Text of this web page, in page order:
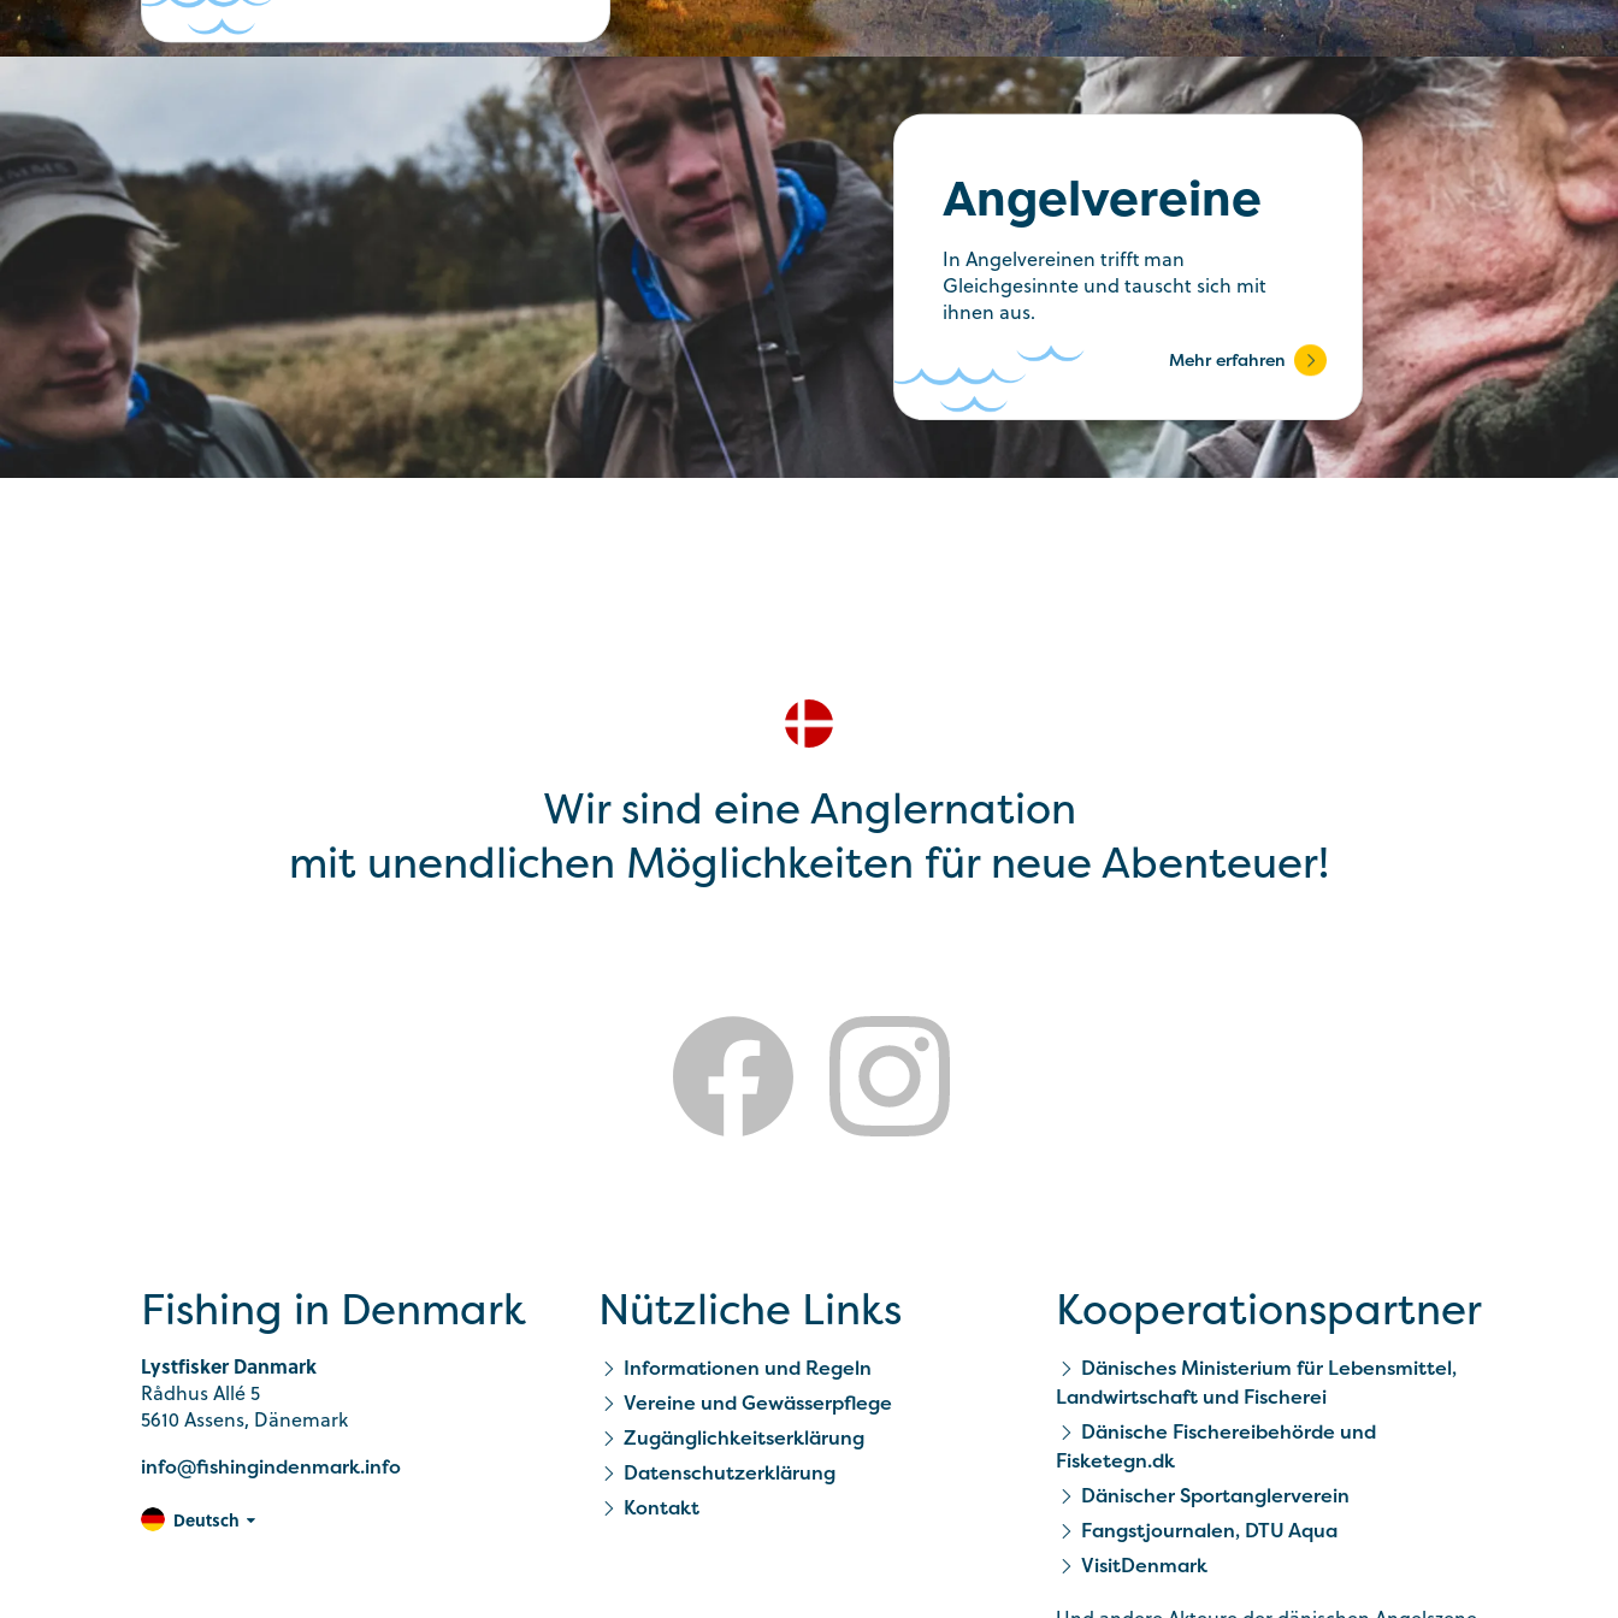
Angel­vereine
In Angelvereinen trifft man
Gleichgesinnte und tauscht sich mit
ihnen aus.
Mehr erfahren
Wir sind eine Anglernation
mit unendlichen Möglichkeiten für neue Abenteuer!
Fishing in Denmark
Lystfisker Danmark
Rådhus Allé 5
5610 Assens, Dänemark
info@fishingindenmark.info
Deutsch
Nützliche Links
Informationen und Regeln
Vereine und Gewässerpflege
Zugänglichkeitserklärung
Datenschutzerklärung
Kontakt
Kooperationspartner
Dänisches Ministerium für Lebensmittel,
Landwirtschaft und Fischerei
Dänische Fischereibehörde und
Fisketegn.dk
Dänischer Sportanglerverein
Fangstjournalen, DTU Aqua
VisitDenmark